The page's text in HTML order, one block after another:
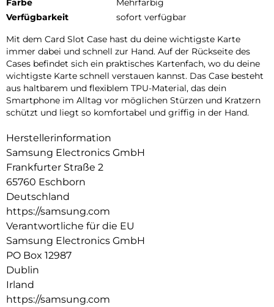
Farbe
Mehrfarbig
Verfügbarkeit
sofort verfügbar
Mit dem Card Slot Case hast du deine wichtigste Karte
immer dabei und schnell zur Hand. Auf der Rückseite des
Cases befindet sich ein praktisches Kartenfach, wo du deine
wichtigste Karte schnell verstauen kannst. Das Case besteht
aus haltbarem und flexiblem TPU-Material, das dein
Smartphone im Alltag vor möglichen Stürzen und Kratzern
schützt und liegt so komfortabel und griffig in der Hand.
Herstellerinformation
Samsung Electronics GmbH
Frankfurter Straße 2
65760 Eschborn
Deutschland
https://samsung.com
Verantwortliche für die EU
Samsung Electronics GmbH
PO Box 12987
Dublin
Irland
https://samsung.com